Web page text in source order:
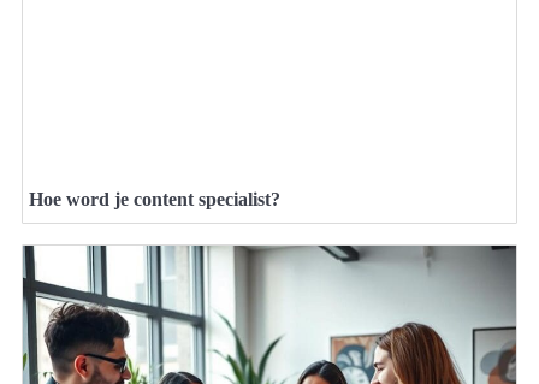
Hoe word je content specialist?